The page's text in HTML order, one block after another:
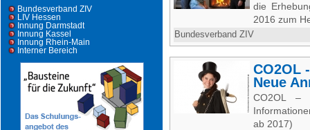
Bundesverband ZIV
LIV Hessen
Innung Darmstadt
Innung Kassel
Innung Rhein-Main
Interner Bereich
die
2016 zum
Bundesverband ZIV
CO2OL
Neue
CO2OL
ab 2017)